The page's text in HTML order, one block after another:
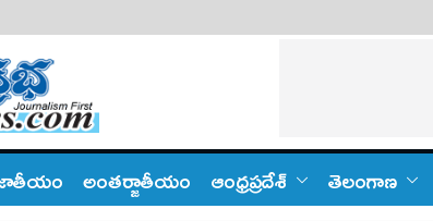
అంతర్జాతీయం ఆంధ్ర‌ప్ర‌దేశ్ తెలంగాణ‌